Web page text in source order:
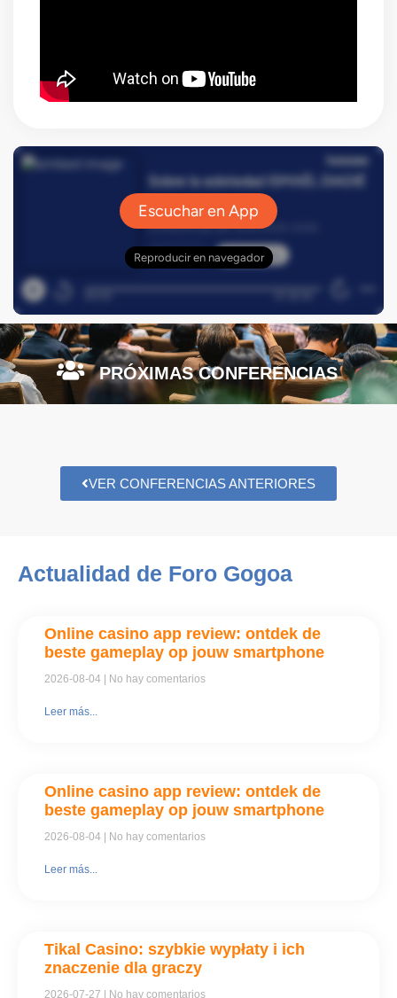
PRÓXIMAS CONFERENCIAS
VER CONFERENCIAS ANTERIORES
Actualidad de Foro Gogoa
Online casino app review: ontdek de
beste gameplay op jouw smartphone
2026-08-04 No hay comentarios
Leer más...
Online casino app review: ontdek de
beste gameplay op jouw smartphone
2026-08-04 No hay comentarios
Leer más...
Tikal Casino: szybkie wypłaty i ich
znaczenie dla graczy
2026-07-27 No hay comentarios